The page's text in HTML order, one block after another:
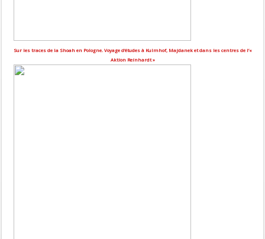
Sur les traces de la Shoah en Pologne. Voyage d’études à Kulmhof, Majdanek et dans les centres de l’«
Aktion Reinhardt »